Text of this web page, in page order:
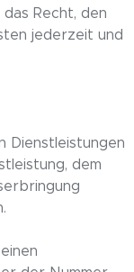
Recht, den
jederzeit und
Dienstleistungen
dem